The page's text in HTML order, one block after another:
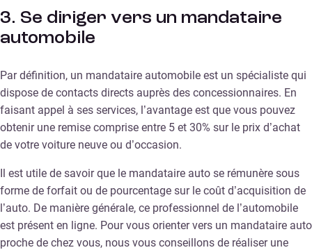
3. Se diriger vers un mandataire
automobile
Par définition, un mandataire automobile est un spécialiste qui
dispose de contacts directs auprès des concessionnaires. En
faisant appel à ses services, l’avantage est que vous pouvez
obtenir une remise comprise entre 5 et 30% sur le prix d’achat
de votre voiture neuve ou d’occasion.
Il est utile de savoir que le mandataire auto se rémunère sous
forme de forfait ou de pourcentage sur le coût d’acquisition de
l’auto. De manière générale, ce professionnel de l’automobile
est présent en ligne. Pour vous orienter vers un mandataire auto
proche de chez vous, nous vous conseillons de réaliser une